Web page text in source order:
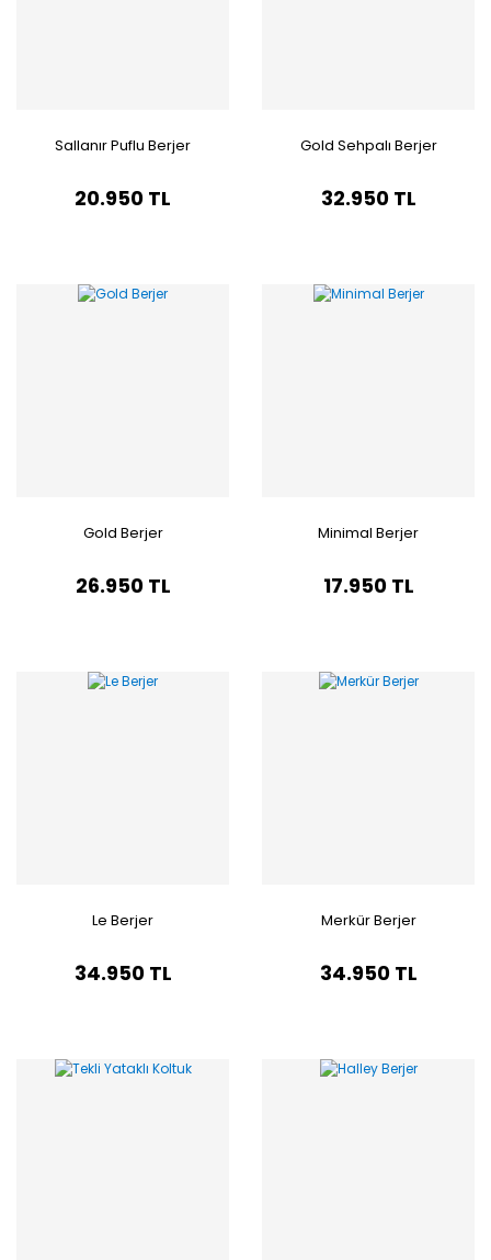
Sallanır Puflu Berjer
20.950 TL
Gold Sehpalı Berjer
32.950 TL
Gold Berjer
26.950 TL
Minimal Berjer
17.950 TL
Le Berjer
34.950 TL
Merkür Berjer
34.950 TL